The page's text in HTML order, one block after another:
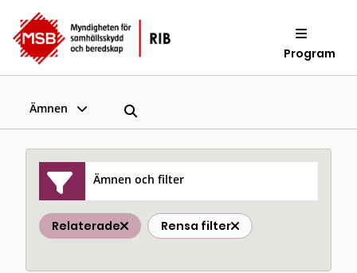
Program
Ämnen
Ämnen och filter
Relaterade Rensa filter